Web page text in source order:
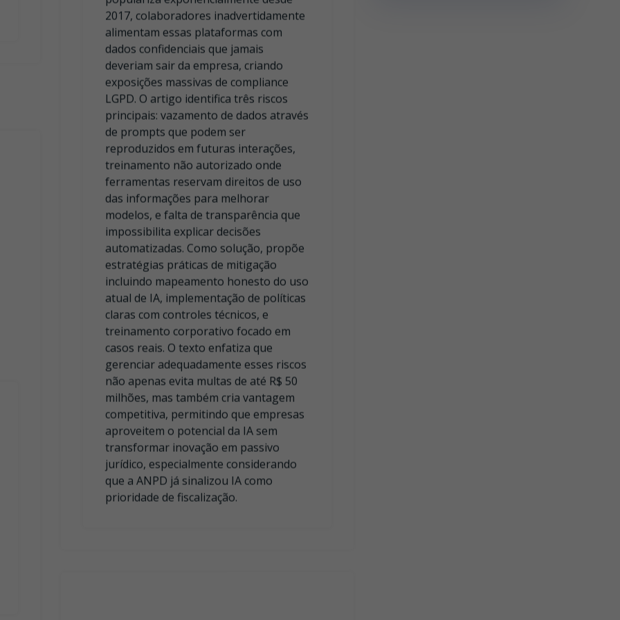
exposições massivas de compliance
LGPD. O artigo identifica três riscos
principais: vazamento de dados através
de prompts que podem ser
reproduzidos em futuras interações,
treinamento não autorizado onde
ferramentas reservam direitos de uso
das informações para melhorar
modelos, e falta de transparência que
impossibilita explicar decisões
automatizadas. Como solução, propõe
estratégias práticas de mitigação
incluindo mapeamento honesto do uso
atual de IA, implementação de políticas
claras com controles técnicos, e
treinamento corporativo focado em
casos reais. O texto enfatiza que
gerenciar adequadamente esses riscos
não apenas evita multas de até R$ 50
milhões, mas também cria vantagem
competitiva, permitindo que empresas
aproveitem o potencial da IA sem
transformar inovação em passivo
jurídico, especialmente considerando
que a ANPD já sinalizou IA como
prioridade de fiscalização.